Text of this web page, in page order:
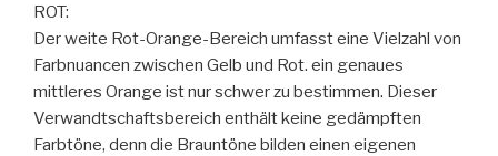
ROT:
Der weite Rot-Orange-Bereich umfasst eine Vielzahl von
Farbnuancen zwischen Gelb und Rot. ein genaues
mittleres Orange ist nur schwer zu bestimmen. Dieser
Verwandtschaftsbereich enthält keine gedämpften
Farbtöne, denn die Brauntöne bilden einen eigenen